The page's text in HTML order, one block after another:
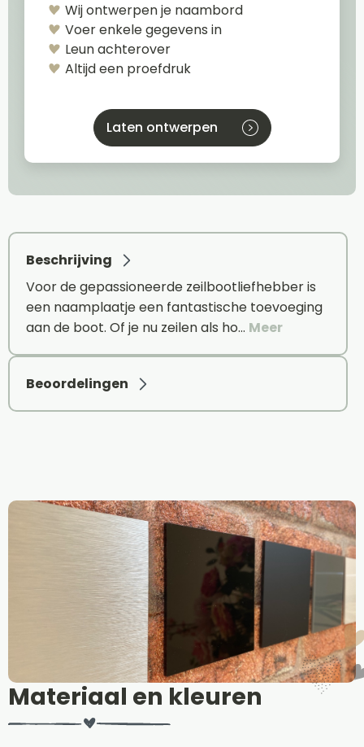
Wij ontwerpen je naambord
Voer enkele gegevens in
Leun achterover
Altijd een proefdruk
Laten ontwerpen
Beschrijving
Voor de gepassioneerde zeilbootliefhebber is
een naamplaatje een fantastische toevoeging
aan de boot. Of je nu zeilen als ho… Meer
Beoordelingen
Materiaal en kleuren